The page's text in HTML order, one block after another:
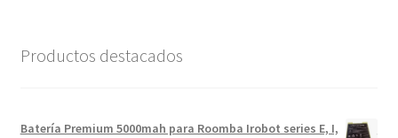
Productos destacados
Batería Premium 5000mah para Roomba Irobot series E, I,